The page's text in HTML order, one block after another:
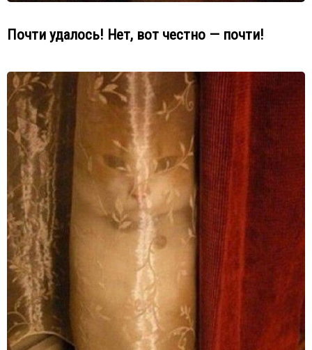
Почти удалось! Нет, вот честно — почти!